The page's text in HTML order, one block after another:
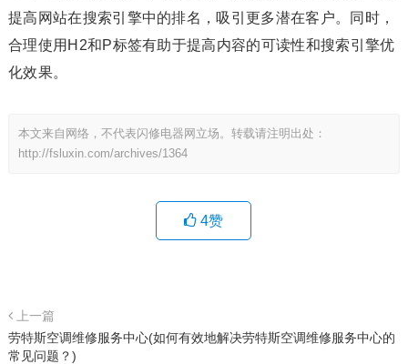
提高网站在搜索引擎中的排名，吸引更多潜在客户。同时，
合理使用H2和P标签有助于提高内容的可读性和搜索引擎优
化效果。
本文来自网络，不代表闪修电器网立场。转载请注明出处：
http://fsluxin.com/archives/1364
4赞
上一篇
劳特斯空调维修服务中心(如何有效地解决劳特斯空调维修服务中心的
常见问题？)